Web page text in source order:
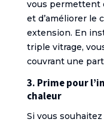
vous permettent
et d’améliorer le
extension. En
triple vitrage,
couvrant une
3. Prime pour
chaleur
Si vous